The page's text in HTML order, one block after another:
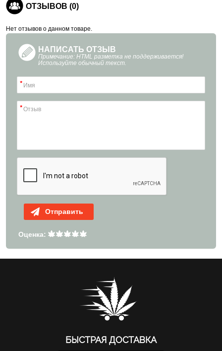
ОТЗЫВОВ (0)
Нет отзывов о данном товаре.
НАПИСАТЬ ОТЗЫВ
Примечание: HTML разметка не поддерживается!
Используйте обычный текст.
Отправить
Оценка:
БЫСТРАЯ ДОСТАВКА